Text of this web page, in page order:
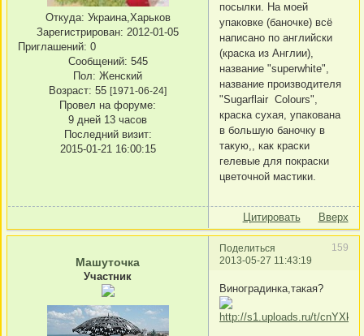
Откуда: Украина,Харьков
Зарегистрирован: 2012-01-05
Приглашений: 0
Сообщений: 545
Пол: Женский
Возраст: 55 [1971-06-24]
Провел на форуме:
9 дней 13 часов
Последний визит:
2015-01-21 16:00:15
посылки. На моей
упаковке (баночке) всё
написано по английски
(краска из Англии),
название "superwhite",
название производителя
"Sugarflair Colours",
краска сухая, упакована
в большую баночку в
такую,, как краски
гелевые для покраски
цветочной мастики.
Цитировать Вверх
Поделиться
159
2013-05-27 11:43:19
Машуточка
Участник
Виноградинка,такая?